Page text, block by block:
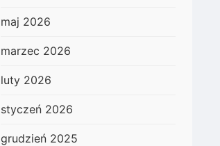
maj 2026
marzec 2026
luty 2026
styczeń 2026
grudzień 2025